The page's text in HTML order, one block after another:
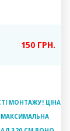
150 ГРН.
МОНТАЖУ! ЦІНА
МАКСИМАЛЬНА